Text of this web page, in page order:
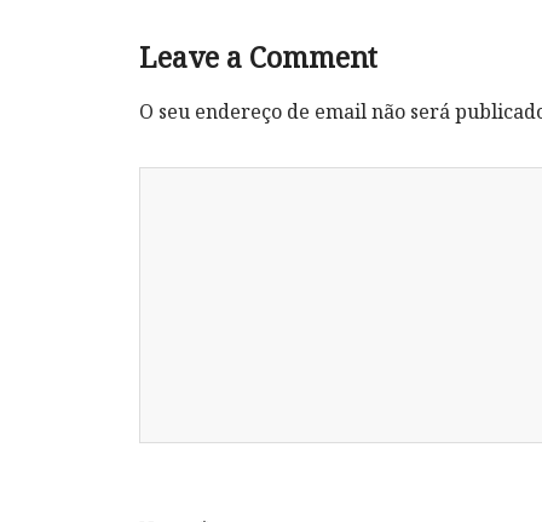
Leave a Comment
O seu endereço de email não será